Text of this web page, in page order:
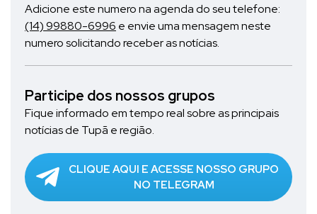
Adicione este numero na agenda do seu telefone:
(14) 99880-6996 e envie uma mensagem neste
numero solicitando receber as notícias.
Participe dos nossos grupos
Fique informado em tempo real sobre as principais
notícias de Tupã e região.
CLIQUE AQUI E ACESSE NOSSO GRUPO
NO TELEGRAM